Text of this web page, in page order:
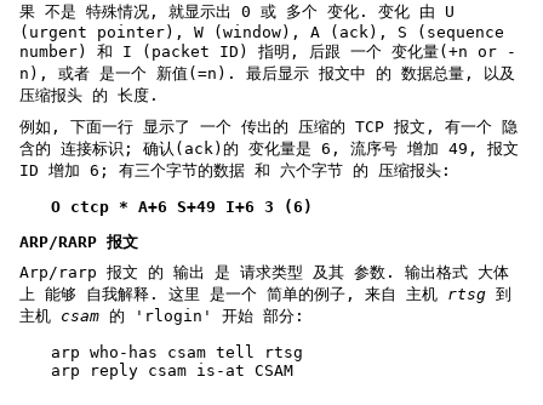
果 不是 特殊情况, 就显示出 0 或 多个 变化. 变化 由 U
(urgent pointer), W (window), A (ack), S (sequence
number) 和 I (packet ID) 指明, 后跟 一个 变化量(+n or -
n), 或者 是一个 新值(=n). 最后显示 报文中 的 数据总量, 以及
压缩报头 的 长度.
例如, 下面一行 显示了 一个 传出的 压缩的 TCP 报文, 有一个 隐
含的 连接标识; 确认(ack)的 变化量是 6, 流序号 增加 49, 报文
ID 增加 6; 有三个字节的数据 和 六个字节 的 压缩报头:
O ctcp * A+6 S+49 I+6 3 (6)
ARP/RARP 报文
Arp/rarp 报文 的 输出 是 请求类型 及其 参数. 输出格式 大体
上 能够 自我解释. 这里 是一个 简单的例子, 来自 主机 rtsg 到
主机 csam 的 'rlogin' 开始 部分:
arp who-has csam tell rtsg
arp reply csam is-at CSAM